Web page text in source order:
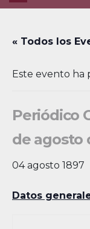
« Todos los
Este evento ha
Periódico
de agosto
04 agosto 1897
Datos